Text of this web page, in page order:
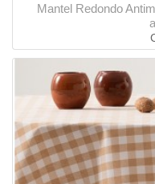
Mantel Redondo